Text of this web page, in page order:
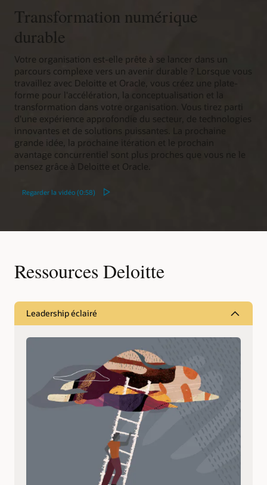
Transformation numérique
durable
Votre organisation est-elle prête à se lancer dans un
parcours complexe vers un avenir durable ? Lorsque vous
travaillez avec Deloitte et Oracle, vous créez une plate-
forme pour l'accélération, la conceptualisation et la
transformation dans votre organisation. Vous tirez parti
d'une expérience approfondie du secteur, de technologies
innovantes et de solutions puissantes. La prochaine
grande idée, la prochaine itération et le prochain
avantage concurrentiel sont plus proches que vous ne le
pensez grâce à Deloitte et Oracle.
Regarder la vidéo (0:58)
Ressources Deloitte
Leadership éclairé